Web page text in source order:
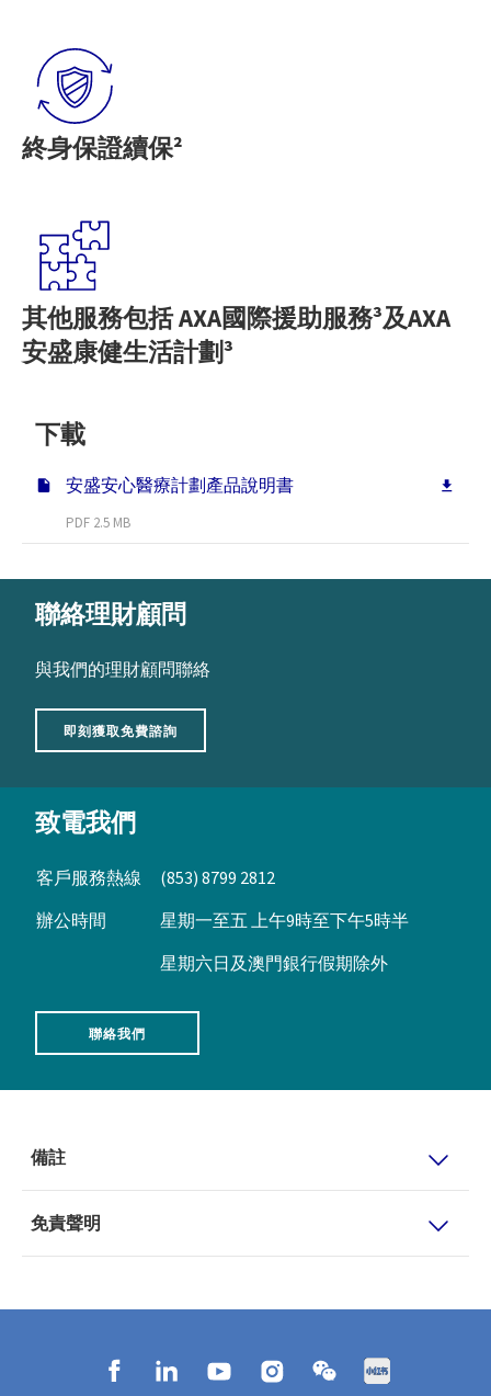
終身保證續保²
其他服務包括 AXA國際援助服務³及AXA
安盛康健生活計劃³
下載
安盛安心醫療計劃產品說明書
PDF 2.5 MB
聯絡理財顧問
與我們的理財顧問聯絡
即刻獲取免費諮詢
致電我們
客戶服務熱線
(853) 8799 2812
辦公時間
星期一至五 上午9時至下午5時半
星期六日及澳門銀行假期除外
聯絡我們
備註
免責聲明